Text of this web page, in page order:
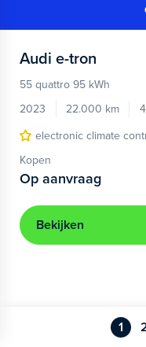
Audi e-tron
55 quattro 95 kWh
2023
22.000 km
electronic climate
Kopen
Op aanvraag
Bekijken
1